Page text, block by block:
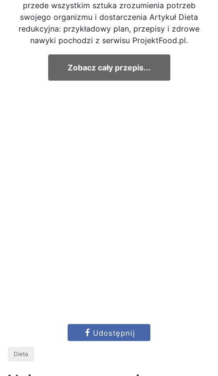
przede wszystkim sztuka zrozumienia potrzeb
swojego organizmu i dostarczenia Artykuł Dieta
redukcyjna: przykładowy plan, przepisy i zdrowe
nawyki pochodzi z serwisu ProjektFood.pl.
Zobacz cały przepis...
Udostępnij
Dieta